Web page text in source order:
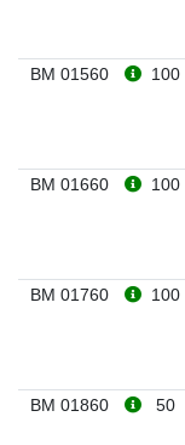
BM 01560
100
BM 01660
100
BM 01760
100
BM 01860
50